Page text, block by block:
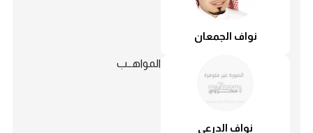
نواف الجمعان
نواف الدرعي
المواهــب